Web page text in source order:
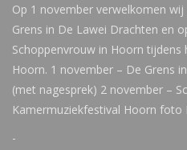
Op 1 november verwelkomen
Grens in De Lawei Drachten en
Schoppenvrouw in Hoorn tijdens
Hoorn. 1 november – De Grens
(met nagesprek) 2 november –
Kamermuziekfestival Hoorn foto
-